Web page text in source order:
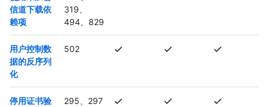
信道下载依
赖项
319、
494、829
用户控制数
据的反序列
化
502
停用证书验
295、297